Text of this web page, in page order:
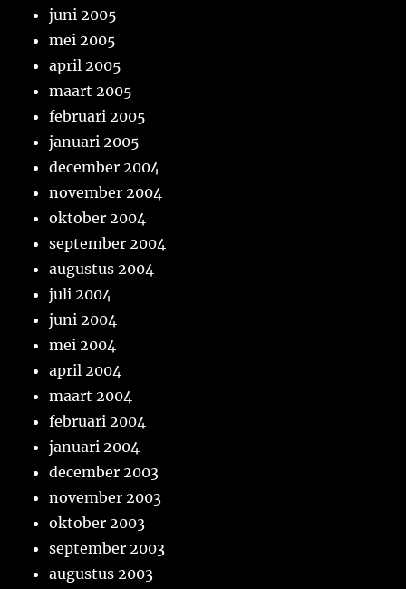
juni 2005
mei 2005
april 2005
maart 2005
februari 2005
januari 2005
december 2004
november 2004
oktober 2004
september 2004
augustus 2004
juli 2004
juni 2004
mei 2004
april 2004
maart 2004
februari 2004
januari 2004
december 2003
november 2003
oktober 2003
september 2003
augustus 2003